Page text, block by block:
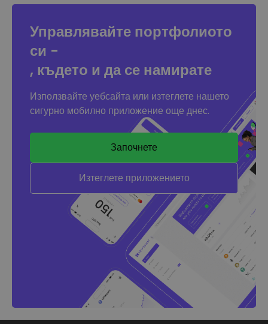
Управлявайте портфолиото
си -
, където и да се намирате
Използвайте уебсайта или изтеглете нашето
сигурно мобилно приложение още днес.
Започнете
Изтеглете приложението